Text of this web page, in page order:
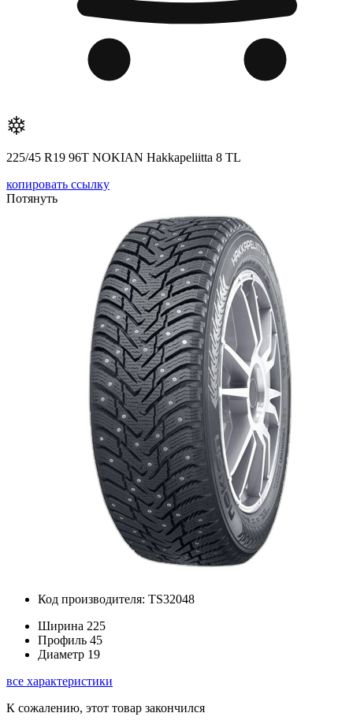
225/45 R19 96T NOKIAN Hakkapeliitta 8 TL
копировать ссылку
Потянуть
Код производителя: TS32048
Ширина 225
Профиль 45
Диаметр 19
все характеристики
К сожалению, этот товар закончился